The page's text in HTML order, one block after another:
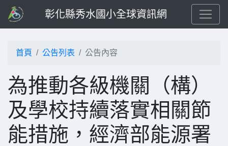
彰化縣秀水國小全球資訊網
首頁 公告列表 公告內容
為推動各級機關（構）
及學校持續落實相關節
能措施，經濟部能源署